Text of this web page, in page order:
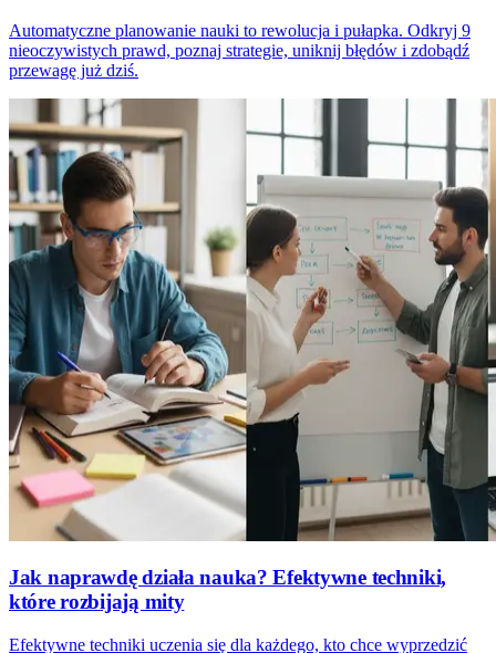
Automatyczne planowanie nauki to rewolucja i pułapka. Odkryj 9
nieoczywistych prawd, poznaj strategie, uniknij błędów i zdobądź
przewagę już dziś.
Jak naprawdę działa nauka? Efektywne techniki,
które rozbijają mity
Efektywne techniki uczenia się dla każdego, kto chce wyprzedzić